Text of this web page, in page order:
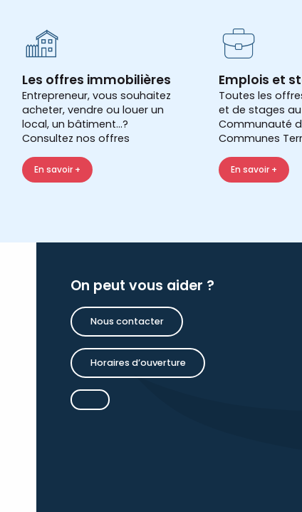
Les offres immobilières
Entrepreneur, vous souhaitez
acheter, vendre ou louer un
local, un bâtiment...?
Consultez nos offres
En savoir +
Emplois et
Toutes les
et de stages
Communauté
Communes
En savoir +
On peut vous aider ?
Nous contacter
Horaires d’ouverture